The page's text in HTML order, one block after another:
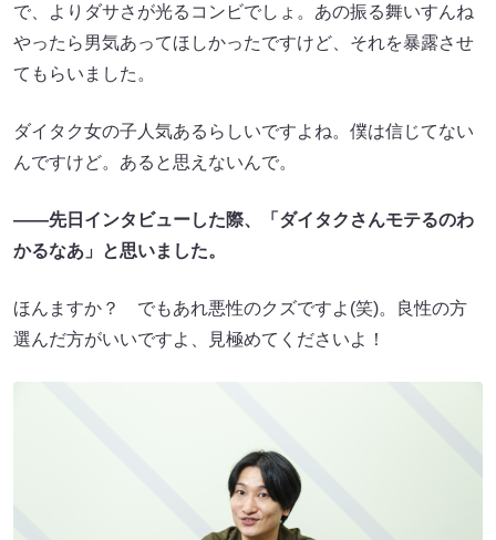
で、よりダサさが光るコンビでしょ。あの振る舞いすんね
やったら男気あってほしかったですけど、それを暴露させ
てもらいました。
ダイタク女の子人気あるらしいですよね。僕は信じてない
んですけど。あると思えないんで。
――先日インタビューした際、「ダイタクさんモテるのわ
かるなあ」と思いました。
ほんますか？ でもあれ悪性のクズですよ(笑)。良性の方
選んだ方がいいですよ、見極めてくださいよ！